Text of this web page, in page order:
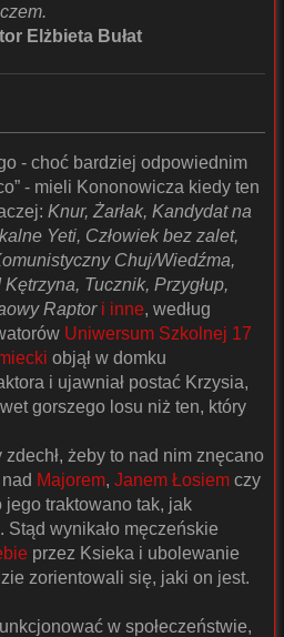
Elżbieta Bułat
- choć bardziej odpowiednim
- mieli Kononowicza kiedy ten
Knur, Żarłak, Kandydat na
Yeti, Człowiek bez zalet,
Chuj/Wiedźma,
Tucznik, Przygłup,
Raptor i inne, według
Uniwersum Szkolnej 17
objął w domku
i ujawniał postać Krzysia,
gorszego losu niż ten, który
żeby to nad nim znęcano
Majorem, Janem Łosiem czy
jego traktowano tak, jak
Stąd wynikało męczeńskie
przez Ksieka i ubolewanie
zorientowali się, jaki on jest.
w społeczeństwie,